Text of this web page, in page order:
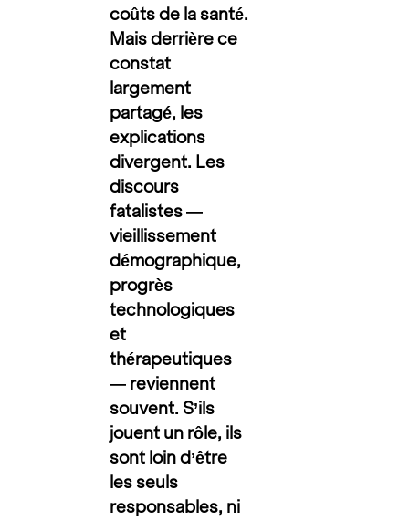
coûts de la santé.
Mais derrière ce
constat
largement
partagé, les
explications
divergent. Les
discours
fatalistes —
vieillissement
démographique,
progrès
technologiques
et
thérapeutiques
— reviennent
souvent. S’ils
jouent un rôle, ils
sont loin d’être
les seuls
responsables, ni